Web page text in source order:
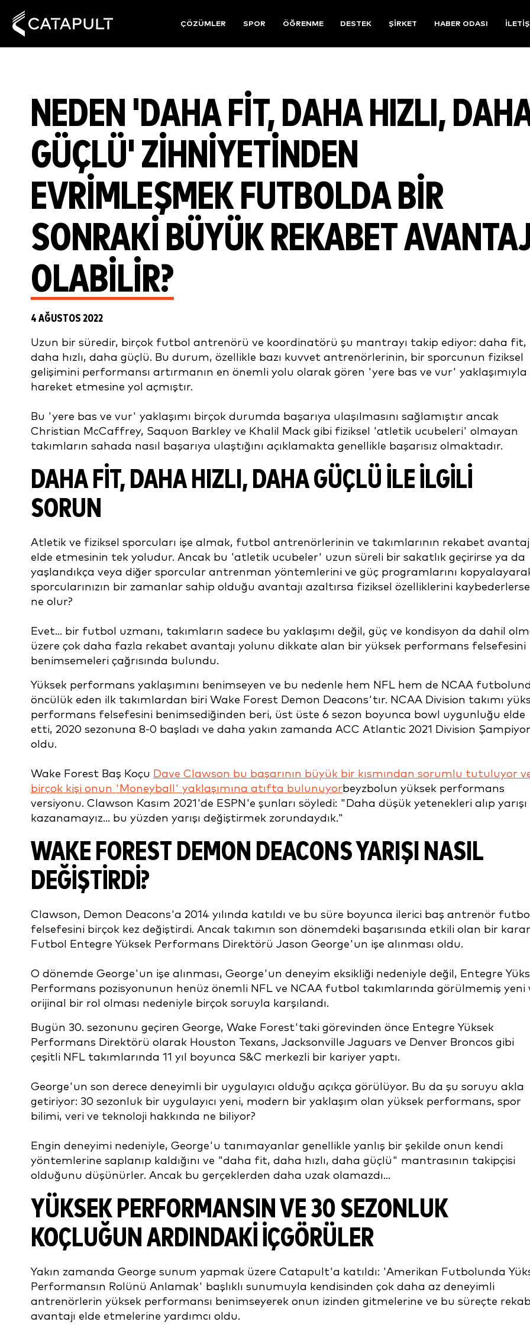
ÇÖZÜMLER SPOR ÖĞRENME DESTEK ŞIRKET HABER ODASI
NEDEN 'DAHA FIT, DAHA HIZLI,
GÜÇLÜ' ZIHNIYETINDEN
EVRIMLEŞMEK FUTBOLDA BIR
SONRAKI BÜYÜK REKABET
OLABILIR?
4 AĞUSTOS 2022
Uzun bir süredir, birçok futbol antrenörü ve koordinatörü şu mantrayı takip ediyor: daha fit,
daha hızlı, daha güçlü. Bu durum, özellikle bazı kuvvet antrenörlerinin, bir sporcunun fiziksel
gelişimini performansı artırmanın en önemli yolu olarak gören 'yere bas ve vur' yaklaşımıyla
hareket etmesine yol açmıştır.
Bu 'yere bas ve vur' yaklaşımı birçok durumda başarıya ulaşılmasını sağlamıştır ancak
Christian McCaffrey, Saquon Barkley ve Khalil Mack gibi fiziksel 'atletik ucubeleri' olmayan
takımların sahada nasıl başarıya ulaştığını açıklamakta genellikle başarısız olmaktadır.
DAHA FIT, DAHA HIZLI, DAHA GÜÇLÜ ILE ILGILI
SORUN
Atletik ve fiziksel sporcuları işe almak, futbol antrenörlerinin ve takımlarının rekabet
elde etmesinin tek yoludur. Ancak bu 'atletik ucubeler' uzun süreli bir sakatlık geçirirse ya da
yaşlandıkça veya diğer sporcular antrenman yöntemlerini ve güç programlarını
sporcularınızın bir zamanlar sahip olduğu avantajı azaltırsa fiziksel özelliklerini kaybederlerse
ne olur?
Evet... bir futbol uzmanı, takımların sadece bu yaklaşımı değil, güç ve kondisyon da dahil
üzere çok daha fazla rekabet avantajı yolunu dikkate alan bir yüksek performans felsefesini
benimsemeleri çağrısında bulundu.
Yüksek performans yaklaşımını benimseyen ve bu nedenle hem NFL hem de NCAA
öncülük eden ilk takımlardan biri Wake Forest Demon Deacons'tır. NCAA Division takımı
performans felsefesini benimsediğinden beri, üst üste 6 sezon boyunca bowl uygunluğu elde
etti, 2020 sezonuna 8-0 başladı ve daha yakın zamanda ACC Atlantic 2021 Division
oldu.
Wake Forest Baş Koçu Dave Clawson bu başarının büyük bir kısmından sorumlu tutuluyor
birçok kişi onun 'Moneyball' yaklaşımına atıfta bulunuyorbeyzbolun yüksek performans
versiyonu. Clawson Kasım 2021'de ESPN'e şunları söyledi: "Daha düşük yetenekleri alıp yarışı
kazanamayız... bu yüzden yarışı değiştirmek zorundaydık."
WAKE FOREST DEMON DEACONS YARIŞI NASIL
DEĞIŞTIRDI?
Clawson, Demon Deacons'a 2014 yılında katıldı ve bu süre boyunca ilerici baş antrenör futbol
felsefesini birçok kez değiştirdi. Ancak takımın son dönemdeki başarısında etkili olan bir
Futbol Entegre Yüksek Performans Direktörü Jason George'un işe alınması oldu.
O dönemde George'un işe alınması, George'un deneyim eksikliği nedeniyle değil, Entegre
Performans pozisyonunun henüz önemli NFL ve NCAA futbol takımlarında görülmemiş yeni
orijinal bir rol olması nedeniyle birçok soruyla karşılandı.
Bugün 30. sezonunu geçiren George, Wake Forest'taki görevinden önce Entegre Yüksek
Performans Direktörü olarak Houston Texans, Jacksonville Jaguars ve Denver Broncos gibi
çeşitli NFL takımlarında 11 yıl boyunca S&C merkezli bir kariyer yaptı.
George'un son derece deneyimli bir uygulayıcı olduğu açıkça görülüyor. Bu da şu soruyu akla
getiriyor: 30 sezonluk bir uygulayıcı yeni, modern bir yaklaşım olan yüksek performans, spor
bilimi, veri ve teknoloji hakkında ne biliyor?
Engin deneyimi nedeniyle, George'u tanımayanlar genellikle yanlış bir şekilde onun kendi
yöntemlerine saplanıp kaldığını ve "daha fit, daha hızlı, daha güçlü" mantrasının takipçisi
olduğunu düşünürler. Ancak bu gerçeklerden daha uzak olamazdı...
YÜKSEK PERFORMANSIN VE 30 SEZONLUK
KOÇLUĞUN ARDINDAKI IÇGÖRÜLER
Yakın zamanda George sunum yapmak üzere Catapult'a katıldı: 'Amerikan Futbolunda
Performansın Rolünü Anlamak' başlıklı sunumuyla kendisinden çok daha az deneyimli
antrenörlerin yüksek performansı benimseyerek onun izinden gitmelerine ve bu süreçte
avantajı elde etmelerine yardımcı oldu.